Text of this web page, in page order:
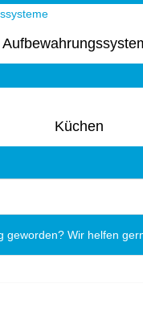
Küchen
geworden? Wir helfen